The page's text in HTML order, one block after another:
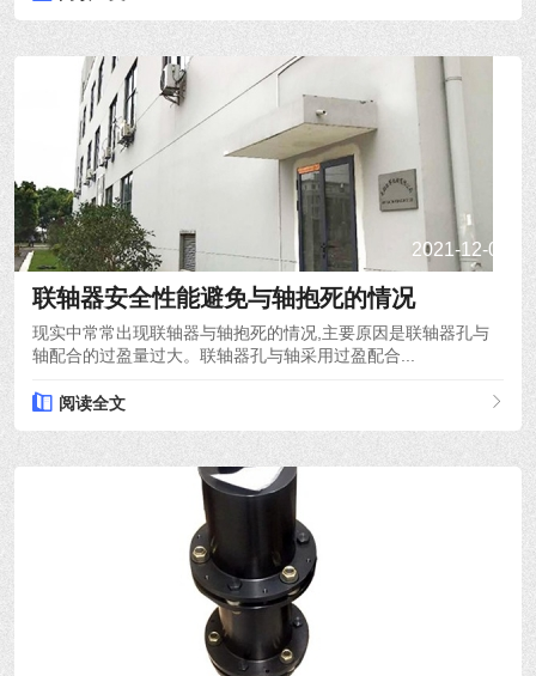
2021-12-08
联轴器安全性能避免与轴抱死的情况
现实中常常出现联轴器与轴抱死的情况,主要原因是联轴器孔与
轴配合的过盈量过大。联轴器孔与轴采用过盈配合...
阅读全文